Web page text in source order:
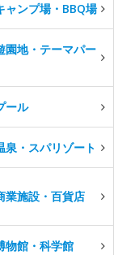
ャンプ場・BBQ場
園地・テーマパー
ール
泉・スパリゾート
業施設・百貨店
物館・科学館